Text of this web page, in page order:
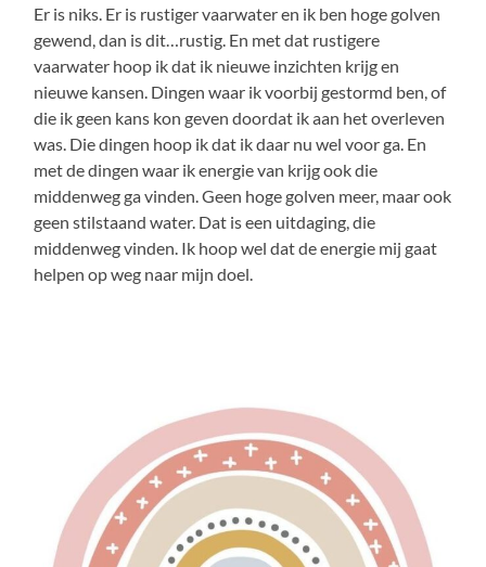
Er is niks. Er is rustiger vaarwater en ik ben hoge golven
gewend, dan is dit…rustig. En met dat rustigere
vaarwater hoop ik dat ik nieuwe inzichten krijg en
nieuwe kansen. Dingen waar ik voorbij gestormd ben, of
die ik geen kans kon geven doordat ik aan het overleven
was. Die dingen hoop ik dat ik daar nu wel voor ga. En
met de dingen waar ik energie van krijg ook die
middenweg ga vinden. Geen hoge golven meer, maar ook
geen stilstaand water. Dat is een uitdaging, die
middenweg vinden. Ik hoop wel dat de energie mij gaat
helpen op weg naar mijn doel.